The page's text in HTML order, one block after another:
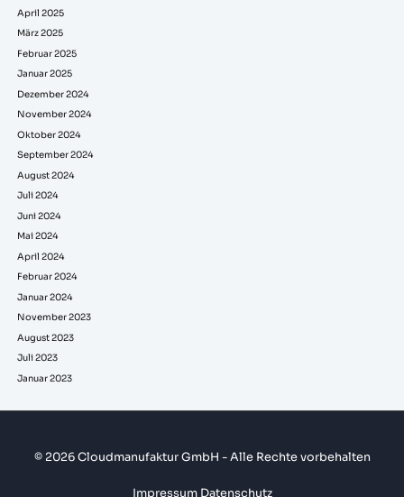
April 2025
März 2025
Februar 2025
Januar 2025
Dezember 2024
November 2024
Oktober 2024
September 2024
August 2024
Juli 2024
Juni 2024
Mai 2024
April 2024
Februar 2024
Januar 2024
November 2023
August 2023
Juli 2023
Januar 2023
© 2026 Cloudmanufaktur GmbH - Alle Rechte vorbehalten
Impressum Datenschutz